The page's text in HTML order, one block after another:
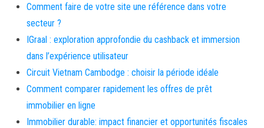
Comment faire de votre site une référence dans votre
secteur ?
IGraal : exploration approfondie du cashback et immersion
dans l’expérience utilisateur
Circuit Vietnam Cambodge : choisir la période idéale
Comment comparer rapidement les offres de prêt
immobilier en ligne
Immobilier durable: impact financier et opportunités fiscales